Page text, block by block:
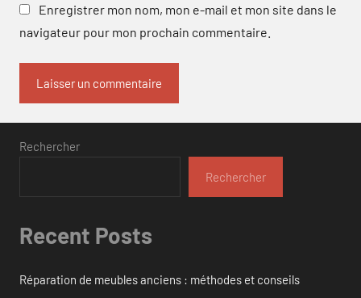
Enregistrer mon nom, mon e-mail et mon site dans le
navigateur pour mon prochain commentaire.
Rechercher
Rechercher
Recent Posts
Réparation de meubles anciens : méthodes et conseils